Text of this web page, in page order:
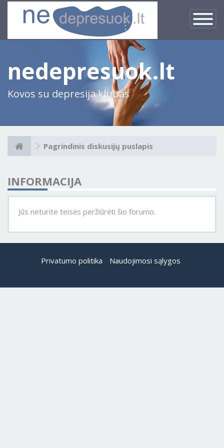
Įjungti
×
nedepresuok.lt
Kovos su depresija klubas
Pagrindinis diskusijų puslapis
INFORMACIJA
Jūs neturite teisės peržiūrėti šio forumo.
Privatumo politika Naudojimosi sąlygos